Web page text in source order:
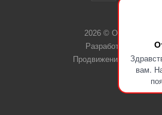
вам.
2026 © ООО "СПб
Разработка сайта
Продвижение сайта —